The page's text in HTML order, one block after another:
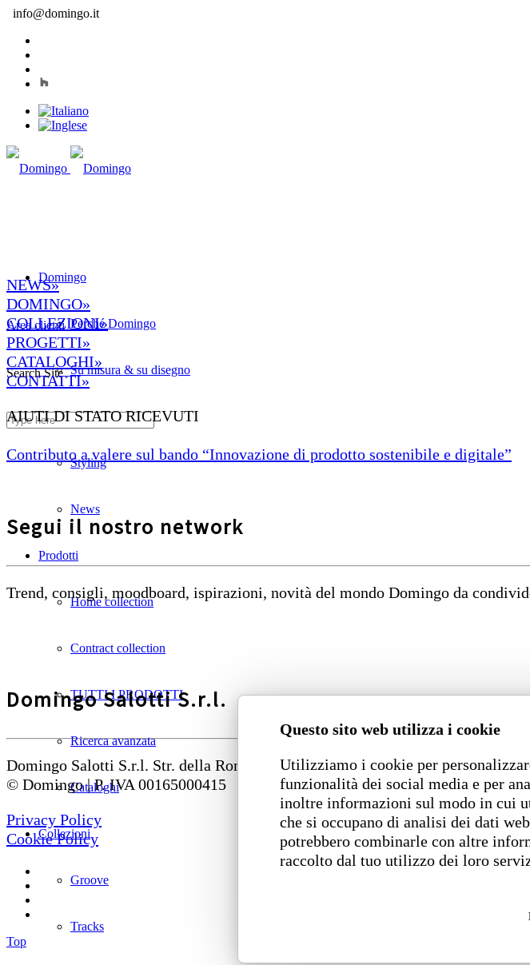
Questo sito web utilizza i cookie
Utilizziamo i cookie per
funzionalità dei social media e per
inoltre informazioni sul modo in cui
che si occupano di analisi dei dati
potrebbero combinarle con altre
raccolto dal tuo utilizzo dei loro
info@domingo.it
Domingo
Perché Domingo
Su misura & su disegno
Divani ignifughi
Styling
News
Prodotti
Home collection
Contract collection
TUTTI I PRODOTTI
Ricerca avanzata
Cataloghi
Collezioni
Groove
Tracks
Area clienti
Search Site
NEWS»
DOMINGO»
COLLEZIONI»
PROGETTI»
CATALOGHI»
CONTATTI»
AIUTI DI STATO RICEVUTI
Contributo a valere sul bando “Innovazione di prodotto sostenibile e digitale”
Segui il nostro network
Trend, consigli, moodboard, ispirazioni, novità del mondo Domingo da
Domingo Salotti S.r.l.
Domingo Salotti S.r.l. Str. della Romagna, 285 – 61121 Pesaro (PU) Italia
© Domingo | P. IVA 00165000415
Privacy Policy
Cookie Policy
Top